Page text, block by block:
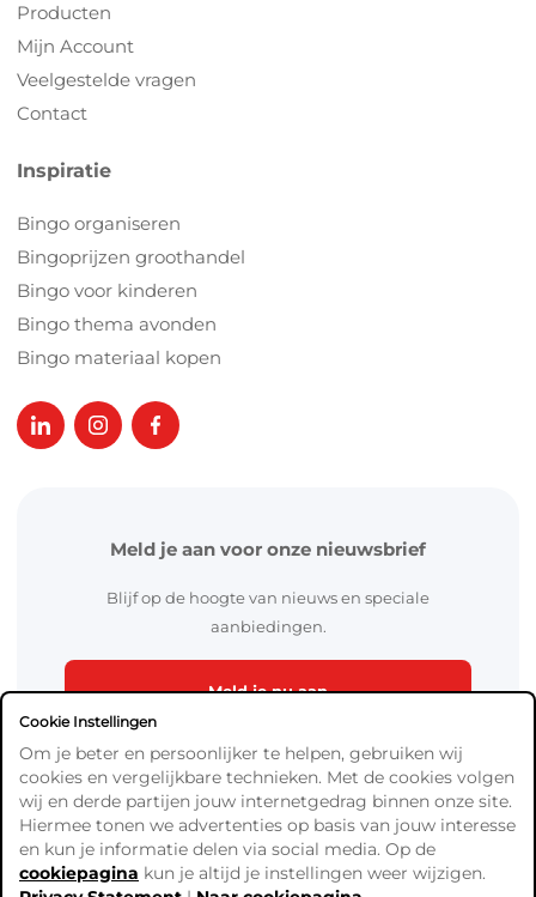
Producten
Mijn Account
Veelgestelde vragen
Contact
Inspiratie
Bingo organiseren
Bingoprijzen groothandel
Bingo voor kinderen
Bingo thema avonden
Bingo materiaal kopen
Meld je aan voor onze nieuwsbrief
Blijf op de hoogte van nieuws en speciale
aanbiedingen.
Meld je nu aan
Algemene Voorwaarden
Cookie Instellingen
Om je beter en persoonlijker te helpen, gebruiken wij
cookies en vergelijkbare technieken. Met de cookies volgen
wij en derde partijen jouw internetgedrag binnen onze site.
Hiermee tonen we advertenties op basis van jouw interesse
en kun je informatie delen via social media. Op de
cookiepagina kun je altijd je instellingen weer wijzigen.